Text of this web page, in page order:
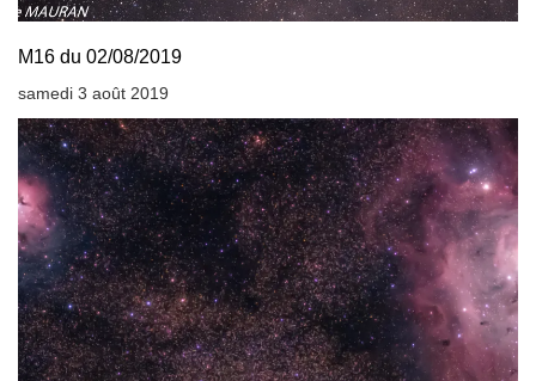
M16 du 02/08/2019
samedi 3 août 2019